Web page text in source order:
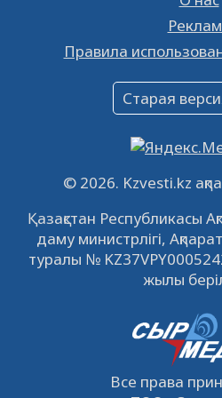
16.12.2022
Объявление
09.12.2022
Свободные рабочие
встречу с
ноября
21.11.2022
© 2026. Kzvesti.kz
Қазақстан Республикасы
даму министрлігі,
туралы №
жылы
Все права
Правила
Старая